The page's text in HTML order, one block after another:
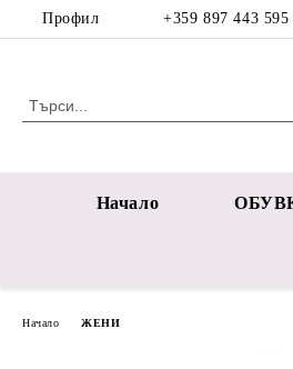
Профил +359 897 443 595
Начало
Начало ЖЕНИ